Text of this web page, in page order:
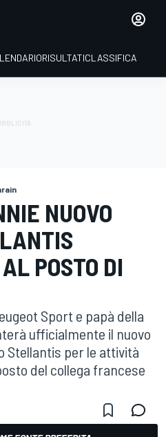
RISULTATICLASSIFICA
NUOVO
POSTO DI
Sport e papà della
ufficialmente il nuovo
Stellantis per le attività
del collega francese